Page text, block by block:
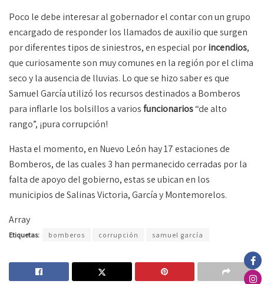
Poco le debe interesar al gobernador el contar con un grupo
encargado de responder los llamados de auxilio que surgen
por diferentes tipos de siniestros, en especial porincendios,
que curiosamente son muy comunes en la región por el clima
seco y la ausencia de lluvias. Lo que se hizo saber es que
Samuel García utilizó los recursos destinados a Bomberos
para inflarle los bolsillos a variosfuncionarios“de alto
rango”, ¡pura corrupción!
Hasta el momento, en Nuevo León hay 17 estaciones de
Bomberos, de las cuales 3 han permanecido cerradas por la
falta de apoyo del gobierno, estas se ubican en los
municipios de Salinas Victoria, García y Montemorelos.
Array
Etiquetas: bomberos corrupción samuel garcía